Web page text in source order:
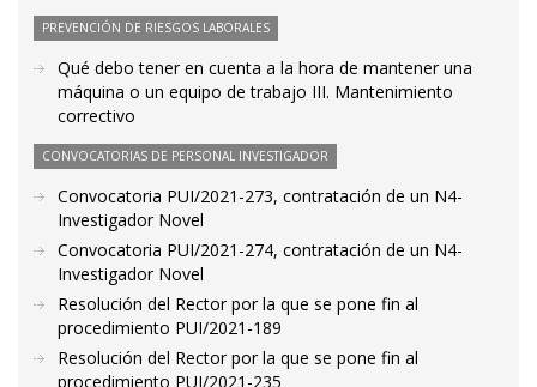
PREVENCIÓN DE RIESGOS LABORALES
Qué debo tener en cuenta a la hora de mantener una
máquina o un equipo de trabajo III. Mantenimiento
correctivo
CONVOCATORIAS DE PERSONAL INVESTIGADOR
Convocatoria PUI/2021-273, contratación de un N4-
Investigador Novel
Convocatoria PUI/2021-274, contratación de un N4-
Investigador Novel
Resolución del Rector por la que se pone fin al
procedimiento PUI/2021-189
Resolución del Rector por la que se pone fin al
procedimiento PUI/2021-235